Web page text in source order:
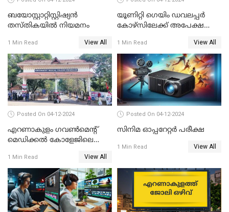
ബയോസ്റ്റാറ്റിസ്റ്റിഷ്യൻ
തസ്തികയിൽ നിയമനം
1 Min Read View All
യൂണിറ്റി ഗെയിം ഡവലപ്പര്‍
കോഴ്‌സിലേക്ക് അപേക്ഷ
1 Min Read View All
Posted On 04-12-2024
എറണാകുളം ഗവണ്‍മെന്റ്
മെഡിക്കല്‍ കോളേജിലെ
കീഴിൽ ഒഴിവ്
1 Min Read View All
Posted On 04-12-2024
സിനിമ ഓപ്പറേറ്റർ പരീക്ഷ
1 Min Read View All